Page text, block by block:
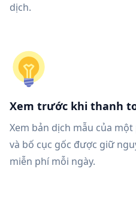
dịch.
Xem trước khi thanh
Xem bản dịch mẫu của
và bố cục gốc được giữ
miễn phí mỗi ngày.